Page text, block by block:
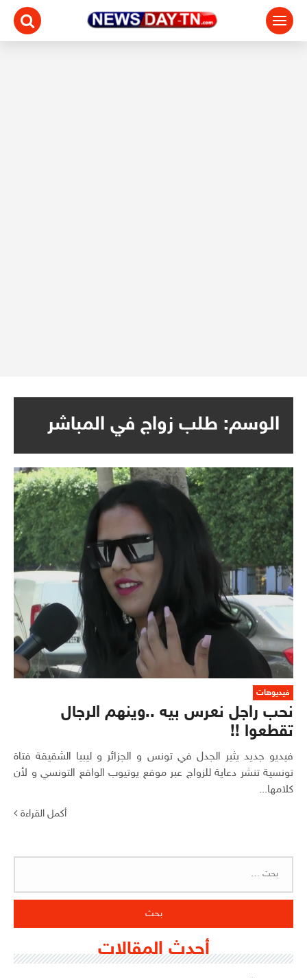
الوسم: طلب زواج في المباشر
فيديوهات
نحب راجل نعرس بيه ..وينهم الرجال
تقطعوا !!
فيديو جديد يثير الجدل في تونس و الجزائر و ليبيا الشقيقة فتاة
تونسية تنشر دعاية للزواج عبر موقع يوتيوب الواقع التونسي و لأن
كلامها...
أكمل القراءة
أحدث المقالات